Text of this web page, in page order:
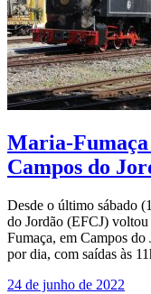
Maria-
Campos do
Desde o último sábado
do Jordão (EFCJ)
Fumaça, em Campos do
por dia, com saídas às
24 de junho de 2022